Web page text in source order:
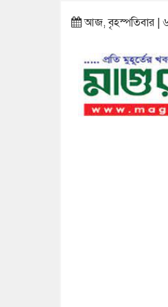
আজ, বৃহস্পতিবার |